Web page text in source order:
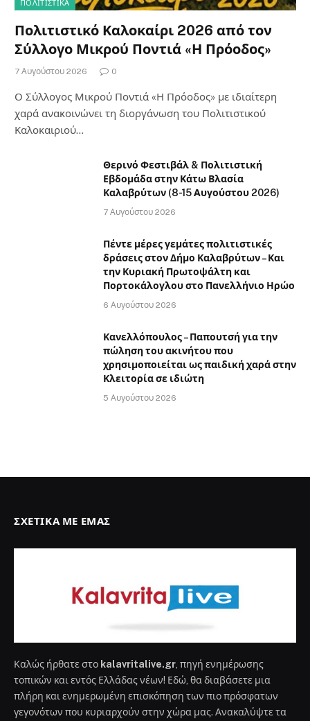
ΠΟΛΙΤΙΣΤΙΚΑ
Πολιτιστικό Καλοκαίρι 2026 από τον
Σύλλογο Μικρού Ποντιά «Η Πρόοδος»
7 Αυγούστου 2026 0
Ο Σύλλογος Μικρού Ποντιά «Η Πρόοδος» με ιδιαίτερη
χαρά ανακοινώνει τη διοργάνωση του Πολιτιστικού
Καλοκαιριού…
Θερινό Φεστιβάλ & Πολιτιστική
Εβδομάδα στην Κάτω Βλασία
Καλαβρύτων (8-15 Αυγούστου 2026)
7 Αυγούστου 2026
Πέντε μέρες γεμάτες πολιτιστικές
δράσεις στον Δήμο Καλαβρύτων – Και
την Κυριακή Πρωτοψάλτη και
Πορτοκάλογλου στο Πανελλήνιο Ηρώο
6 Αυγούστου 2026
Κανελλόπουλος – Παπουτσή για την
πώληση του ακινήτου που
χρησιμοποιείται ως παιδική χαρά στην
Κλειτορία σε ιδιώτη
5 Αυγούστου 2026
ΣΧΕΤΙΚΆ ΜΕ ΕΜΆΣ
Καλώς ήρθατε στο kalavritalive.gr , πηγή ενημέρωσης
τοπικών και εντός Ελλάδας νέων! Εδώ, θα διαβάσετε μια
πλήρη και ενημερωμένη επισκόπηση των πιο πρόσφατων
γεγονότων που κυριαρχούν στην χώρα μας. Ανακαλύψτε τα